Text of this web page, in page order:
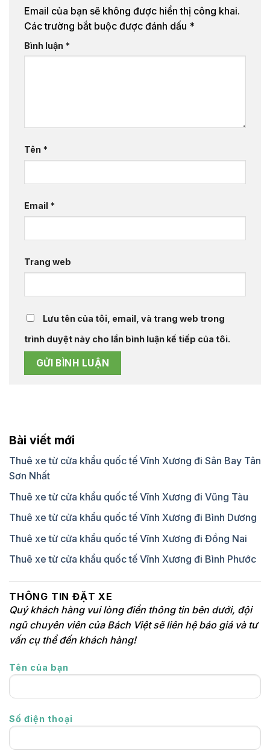
Email của bạn sẽ không được hiển thị công khai.
Các trường bắt buộc được đánh dấu *
Bình luận *
Tên *
Email *
Trang web
Lưu tên của tôi, email, và trang web trong
trình duyệt này cho lần bình luận kế tiếp của tôi.
Bài viết mới
Thuê xe từ cửa khẩu quốc tế Vĩnh Xương đi Sân Bay Tân
Sơn Nhất
Thuê xe từ cửa khẩu quốc tế Vĩnh Xương đi Vũng Tàu
Thuê xe từ cửa khẩu quốc tế Vĩnh Xương đi Bình Dương
Thuê xe từ cửa khẩu quốc tế Vĩnh Xương đi Đồng Nai
Thuê xe từ cửa khẩu quốc tế Vĩnh Xương đi Bình Phước
THÔNG TIN ĐẶT XE
Quý khách hàng vui lòng điền thông tin bên dưới, đội
ngũ chuyên viên của Bách Việt sẽ liên hệ báo giá và tư
vấn cụ thể đến khách hàng!
Tên của bạn
Số điện thoại